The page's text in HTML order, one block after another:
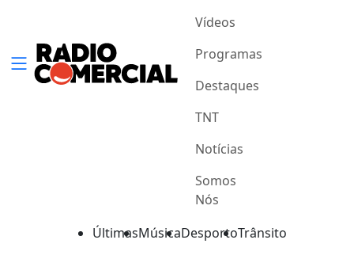
Vídeos
Programas
Destaques
TNT
Notícias
Somos
Nós
ÚltimasMúsicaDesportoTrânsito